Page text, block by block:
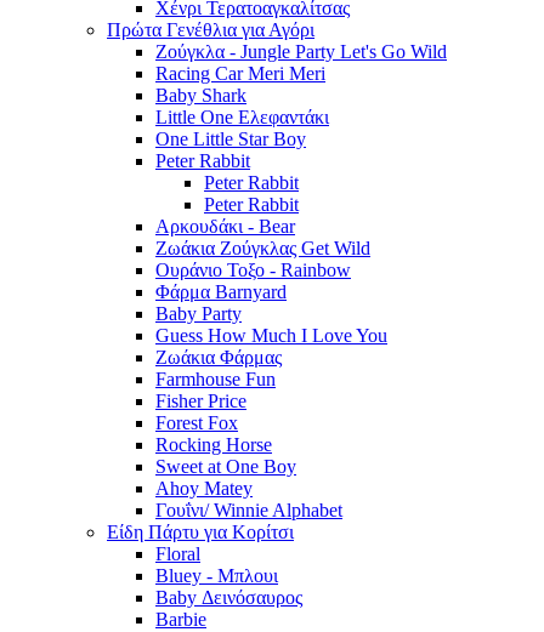
Χένρι Τερατοαγκαλίτσας
Πρώτα Γενέθλια για Αγόρι
Ζούγκλα - Jungle Party Let's Go Wild
Racing Car Meri Meri
Baby Shark
Little One Ελεφαντάκι
One Little Star Boy
Peter Rabbit
Peter Rabbit
Peter Rabbit
Αρκουδάκι - Bear
Ζωάκια Ζούγκλας Get Wild
Ουράνιο Τοξο - Rainbow
Φάρμα Barnyard
Baby Party
Guess How Much I Love You
Ζωάκια Φάρμας
Farmhouse Fun
Fisher Price
Forest Fox
Rocking Horse
Sweet at One Boy
Ahoy Matey
Γουΐνι/ Winnie Alphabet
Είδη Πάρτυ για Κορίτσι
Floral
Bluey - Μπλουι
Baby Δεινόσαυρος
Barbie